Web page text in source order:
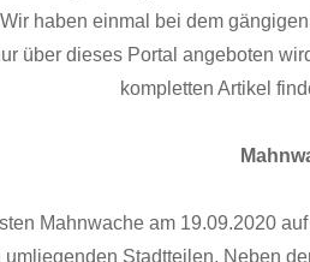
haben einmal bei dem
über dieses Portal angeboten
kompletten Artikel
Mahnwache am 19.09.2020
umliegenden Stadtteilen. Neben